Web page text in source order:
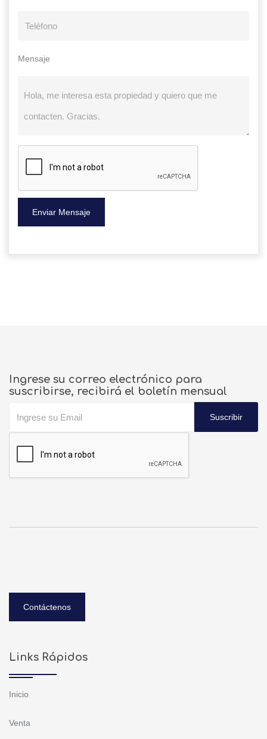
Mensaje
Enviar Mensaje
Ingrese su correo electrónico para
suscribirse, recibirá el boletín mensual
Suscribir
Contáctenos
Links Rápidos
Inicio
Venta